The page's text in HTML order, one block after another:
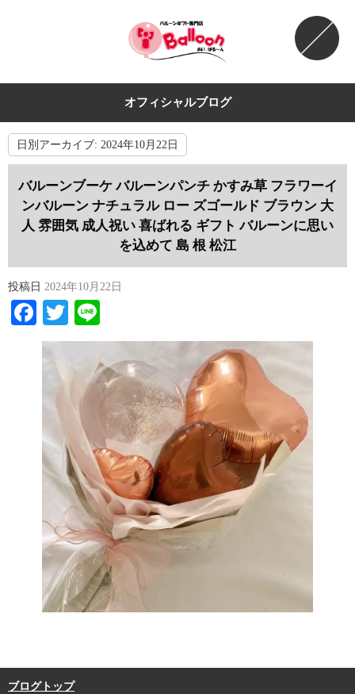
オフィシャルブログ
日別アーカイブ: 2024年10月22日
バルーンブーケ バルーンパンチ かすみ草 フラワーイ
ンバルーン ナチュラル ロー ズゴールド ブラウン 大
人 雰囲気 成人祝い 喜ばれる ギフト バルーンに思い
を込めて 島 根 松江
投稿日 2024年10月22日
Facebook
Twitter
ブログトップ